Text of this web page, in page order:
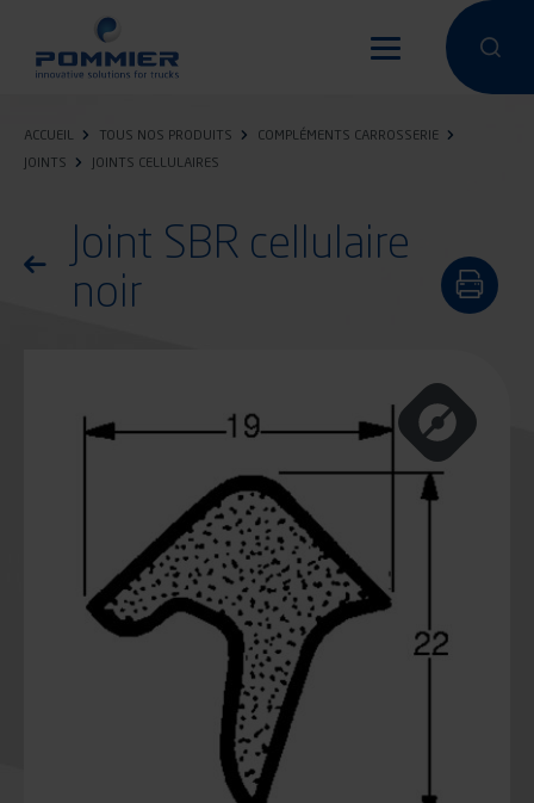
contenu
Effectuer
ACCUEIL TOUS NOS PRODUITS
COMPLÉMENTS CARROSSERIE
JOINTS
JOINTS CELLULAIRES
Retourner à la liste des produits
Joint SBR cellulaire
noir